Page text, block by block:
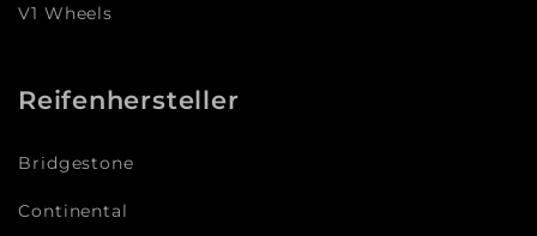
V1 Wheels
Reifenhersteller
Bridgestone
Continental